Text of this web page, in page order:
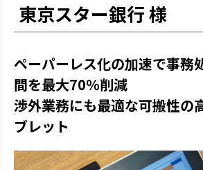
東京スター銀行 様
ペーパーレス化の加速で事務
間を最大70％削減
渉外業務にも最適な可搬性の
ブレット